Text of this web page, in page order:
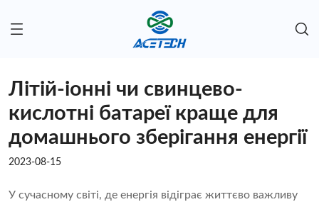
Літій-іонні чи свинцево-
кислотні батареї краще для
домашнього зберігання енергії
2023-08-15
У сучасному світі, де енергія відіграє життєво важливу